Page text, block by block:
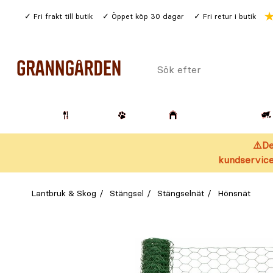
Fri frakt till butik Öppet köp 30 dagar Fri retur i butik
Sök
Lantbruk & Skog Stängsel Stängselnät Hönsnät